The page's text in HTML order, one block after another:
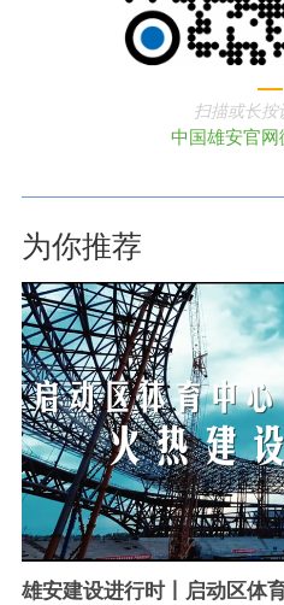
扫描或长按
中国雄安官
为你推荐
雄安建设进行时丨启动区体